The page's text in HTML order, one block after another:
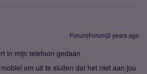
Forum|Forum|2 years ago
in mijn telefoon gedaan
om uit te sluiten dat het niet aan jou